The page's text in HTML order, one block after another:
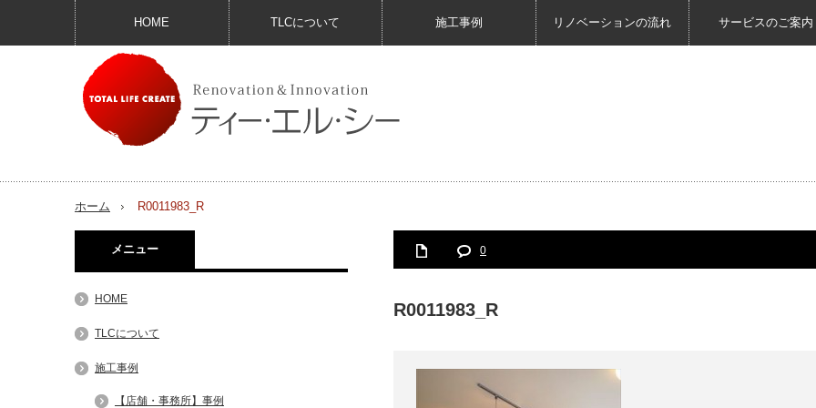
HOME TLCについて 施工事例 リノベーションの流れ サービスのご案内
ホーム R0011983_R
0
R0011983_R
メニュー
HOME
TLCについて
施工事例
【店舗・事務所】事例